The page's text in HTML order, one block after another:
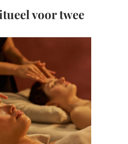
voor twee